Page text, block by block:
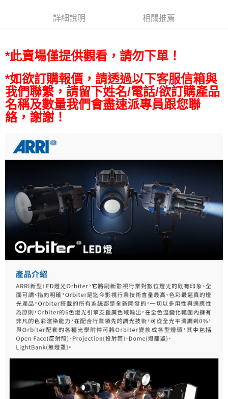
２．便利：只要手機號碼，簡訊認證，即可結帳。
１．於結帳方式選擇「AFTEE先享後付」後，將跳轉至「AFTEE先享後付」
結帳頁面，進行簡訊認證並確認金額後，即可完成結帳。
２．訂單成立數日內，您將收到繳費通知簡訊。
３．收到繳費通知簡訊後14天內，點擊此簡訊中的連結，可透過四大超商／
ATM／網路銀行／等多元方式進行付款，方視為交易完成。
※ 請注意：結帳手續完成當下不需立刻繳費，但若您需要取消訂單，請聯絡
購買商品的店家。未經商家同意取消之訂單仍視為有效，需透過AFTEE先享
後付繳納相關費用。
客戶支援中心」https://netprotections.freshdesk.com/support/home
１．透過由恩沛科技股份有限公司提供之「AFTEE先享後付」服務完成之交
易，需依本服務之必要範圍內提供個人資料，並將交易相關給付款項請求債
權轉讓予恩沛科技股份有限公司。
２．關於個人資料處理事宜，請瀏覽以下網址：
https://aftee.tw/terms/#terms3
３．未成年的使用者請事先徵得法定代理人或監護人之同意方可使用
「AFTEE先享後付」，若未經同意申辦者引起之損失，本公司不負相關責
４．使用「AFTEE先享後付」時，將依據個別帳號之用戶狀況，依本公司即
時審查核予不同之上限額度；若仍有額度不足之情形，本公司將視審查結果
５．嚴禁一人註冊多個帳號或使用他人資訊註冊。若發現惡意使用之情形，
恩沛科技股份有限公司將有權停止該用戶之使用額度並採取法律行動。
付款後門市自取
免運費
詳細說明 相關推薦
*此賣場僅提供觀看，請勿下單！
*如欲訂購報價，請透過以下客服信箱與
我們聯繫，請留下姓名/電話/欲訂購產品
名稱及數量我們會盡速派專員跟您聯
絡，謝謝！